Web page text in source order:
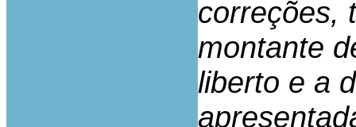
correções,
montante
liberto e a